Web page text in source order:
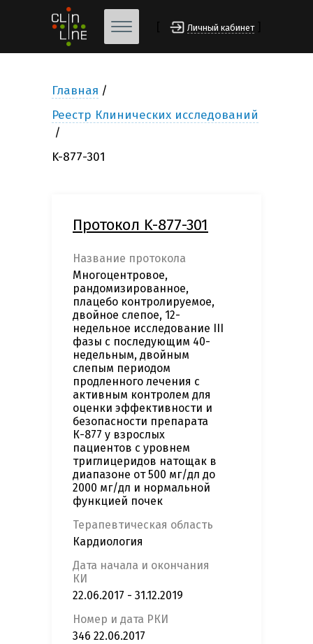
Личный кабинет
Главная
Реестр Клинических исследований
K-877-301
Протокол K-877-301
Название протокола
Многоцентровое,
рандомизированное,
плацебо контролируемое,
двойное слепое, 12-
недельное исследование III
фазы с последующим 40-
недельным, двойным
слепым периодом
продленного лечения c
активным контролем для
оценки эффективности и
безопасности препарата
К-877 у взрослых
пациентов с уровнем
триглицеридов натощак в
диапазоне от 500 мг/дл до
2000 мг/дл и нормальной
функцией почек
Терапевтическая область
Кардиология
Дата начала и окончания
КИ
22.06.2017 - 31.12.2019
Номер и дата РКИ
346 22.06.2017